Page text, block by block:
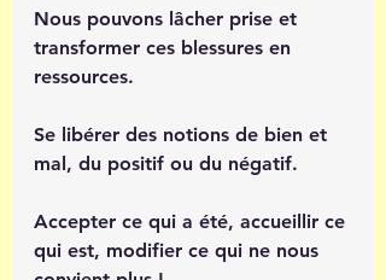
Nous pouvons lâcher prise et
transformer ces blessures en
ressources.
Se libérer des notions de bien et
mal, du positif ou du négatif.
Accepter ce qui a été, accueillir ce
qui est, modifier ce qui ne nous